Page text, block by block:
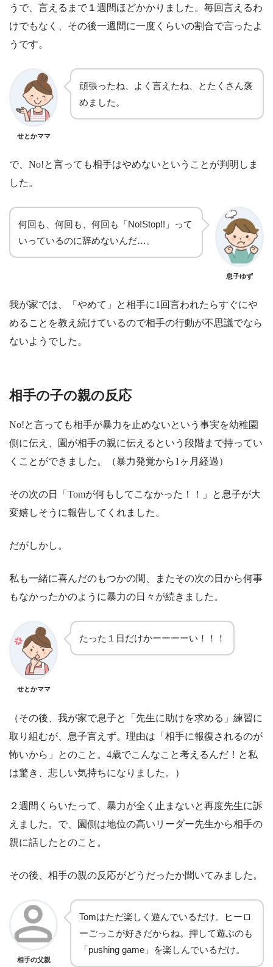
うで、言えるまで１週間ほどかかりました。毎回言えるわ
けでもなく、その後一週間に一度くらいの割合で言ったよ
うです。
せとかママ
頑張ったね、よく言えたね、とたくさん褒
めました。
で、No!と言っても相手はやめないということが判明しま
した。
何回も、何回も、何回も「No!Stop!!」って
いっているのに辞めないんだ…。
息子ゆず
我が家では、「やめて」と相手に1回言われたらすぐにや
めることを教え続けているので相手の行動が不思議でなら
ないようでした。
相手の子の親の反応
No!と言っても相手が暴力を止めないという事実を幼稚園
側に伝え、園が相手の親に伝えるという段階まで持ってい
くことができました。（暴力発覚から1ヶ月経過）
その次の日「Tomが何もしてこなかった！！」と息子が大
変嬉しそうに報告してくれました。
だがしかし。
私も一緒に喜んだのもつかの間、またその次の日から何事
もなかったかのように暴力の日々が続きました。
せとかママ
たった１日だけかーーーーい！！！
（その後、我が家で息子と「先生に助けを求める」練習に
取り組むが、息子言えず。理由は「相手に報復されるのが
怖いから」とのこと。4歳でこんなこと考えるんだ！と私
は驚き、悲しい気持ちになりました。）
２週間くらいたって、暴力が全く止まないと再度先生に訴
えました。で、園側は地位の高いリーダー先生から相手の
親に話したとのこと。
その後、相手の親の反応がどうだったか聞いてみました。
相手の父親
Tomはただ楽しく遊んでいるだけ。ヒーロ
ーごっこが好きだからね。押して遊ぶのも
「pushing game」を楽しんでいるだけ。